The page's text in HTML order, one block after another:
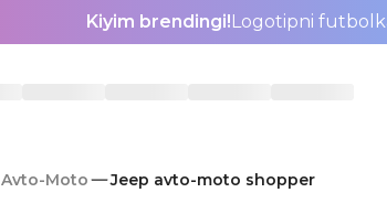
Kiyim brendingi!Logotipni
Avto-Moto Jeep avto-moto shopper